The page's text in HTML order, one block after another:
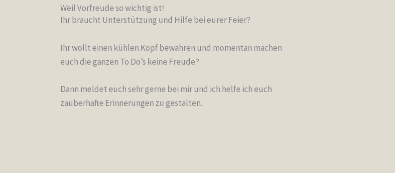
Weil Vorfreude so wichtig ist!
Ihr braucht Unterstützung und Hilfe bei eurer Feier?
Ihr wollt einen kühlen Kopf bewahren und momentan machen
euch die ganzen To Do’s keine Freude?
Dann meldet euch sehr gerne bei mir und ich helfe ich euch
zauberhafte Erinnerungen zu gestalten.